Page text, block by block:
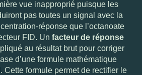
vue inapproprié puisque les
pas toutes un signal avec la
réponse que l’octanoate
FID. Un facteur de réponse
au résultat brut pour corriger
d’une formule mathématique
Cette formule permet de rectifier le